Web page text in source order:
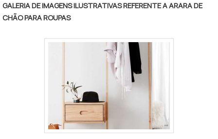
com colaboradores proativos e profissionais
sua essência de trazer o melhor para todos
os clientes. Aproveite a visita para acessar o
site e saber mais sobre a empresa, os
GALERIA DE IMAGENS ILUSTRATIVAS REFERENTE A ARARA DE
CHÃO PARA ROUPAS